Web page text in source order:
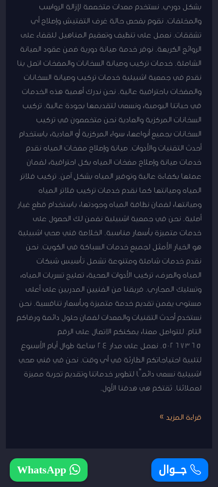
بشكل دوري. نستخدم معدات متخصصة لإزالة الرواسب
والمخلفات. نقوم بفحص حالة غرف التفتيش وإصلاح أي
تشققات. نعمل على تنظيف وتعقيم المناهيل للقضاء على
الروائح الكريهة. نوفر خدمة صيانة دورية ضمن عقود الصيانة
الشاملة. خدمات تركيب وصيانة السخانات والمضخات اتصل بنا
نقدم في جمعية اشبيلية خدمات تركيب وصيانة السخانات
والمضخات باحترافية عالية. نحن ندرك أهمية هذه الخدمات
في حياتنا اليومية، ونسعى لتقديمها بجودة عالية. تركيب
السخانات المركزية والعادية نحن متخصصون في تركيب
السخانات بجميع أنواعها، سواء المركزية أو العادية، باستخدام
أحدث التقنيات والأدوات. صيانة وإصلاح مضخات المياه نقدم
خدمات صيانة وإصلاح مضخات المياه بكل احترافية، لضمان
عملها بكفاءة عالية وتوفير المياه بشكل آمن. تركيب فلاتر
المياه وصيانتها كما نقدم خدمات تركيب فلاتر المياه
وصيانتها، لضمان نظافة المياه وجودتها، باستخدام قطع غيار
أصلية. نحن في جمعية اشبيلية نضمن لك الحصول على
خدمات متميزة بأسعار مناسبة. الخلاصة فني صحي اشبيلية
هو الخيار الأمثل لجميع خدمات السباكة في الكويت. نحن
نقدم خدمات شاملة ومتنوعة تشمل تأسيس شبكات
المياه والصرف، تركيب الأدوات الصحية، تصليح تسربات المياه،
وتسليك المجاري. فريقنا من الفنيين المدربين على أعلى
مستوى يضمن تقديم خدمة متميزة وبأسعار تنافسية. نحن
نستخدم أحدث التقنيات والمعدات لضمان حلول دائمة ورضاكم
التام. للتواصل معنا، يمكنكم الاتصال على الرقم
50267365. نعمل على مدار 24 ساعة طوال أيام الأسبوع
لتلبية احتياجاتكم الطارئة في أي وقت. نحن في فني صحي
اشبيلية نسعى دائمًا لتطوير خدماتنا وتقديم تجربة مميزة
لعملائنا. ثقتكم هي هدفنا الأول.
قراءة المزيد »
جـــوال